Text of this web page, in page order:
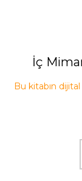
İç
Bu kitabın dijital